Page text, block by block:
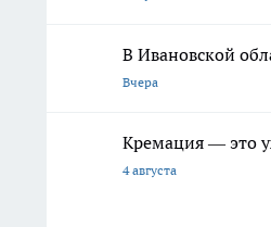
В Ивановской
Вчера
Кремация — это
4 августа